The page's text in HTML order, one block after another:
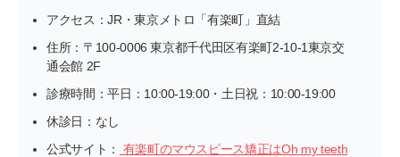
アクセス：JR・東京メトロ「有楽町」直結
住所：〒100-0006 東京都千代田区有楽町2-10-1東京交
通会館 2F
診療時間：平日：10:00-19:00・土日祝：10:00-19:00
休診日：なし
公式サイト：
有楽町のマウスピース矯正はOh my teeth